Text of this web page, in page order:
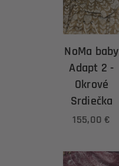
NoMa baby
Adapt 2 -
Okrové
Srdiečka
155,00 €